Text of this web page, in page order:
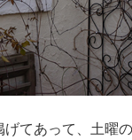
てあって、土曜